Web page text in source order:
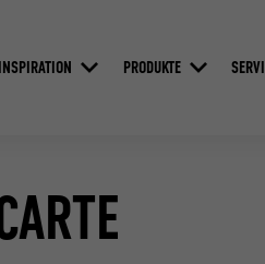
INSPIRATION PRODUKTE